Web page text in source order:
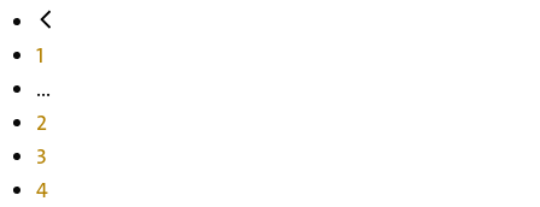
1
...
2
3
4